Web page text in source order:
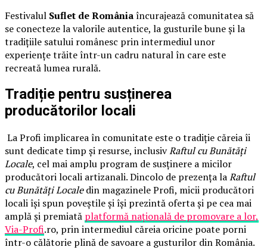
Festivalul Suflet de Româniaîncurajează comunitatea să
se conecteze la valorile autentice, la gusturile bune și la
tradițiile satului românesc prin intermediul unor
experiențe trăite într-un cadru natural în care este
recreată lumea rurală.
Tradiție pentru susținerea
producătorilor locali
La Profi implicarea în comunitate este o tradiție căreia îi
sunt dedicate timp și resurse, inclusivRaftul cu Bunătăți
Locale, cel mai amplu program de susținere a micilor
producători locali artizanali. Dincolo de prezența laRaftul
cu Bunătăți Localedin magazinele Profi, micii producători
locali își spun poveștile și își prezintă oferta și pe cea mai
amplă și premiată platformă națională de promovare a lor,
Via-Profi.ro, prin intermediul căreia oricine poate porni
într-o călătorie plină de savoare a gusturilor din România.